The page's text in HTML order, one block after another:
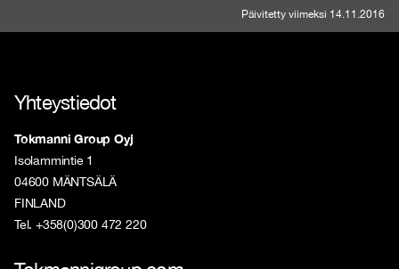
Päivitetty viimeksi 14.11.2016
Yhteystiedot
Tokmanni Group Oyj
Isolammintie 1
04600 MÄNTSÄLÄ
FINLAND
Tel. +358(0)300 472 220